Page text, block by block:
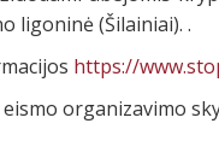
ligoninė (Šilainiai). .
https://
organizavimo